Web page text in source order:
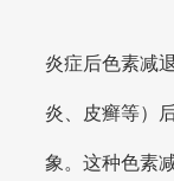
炎症后色素减
炎、皮癣等）
象。这种色素